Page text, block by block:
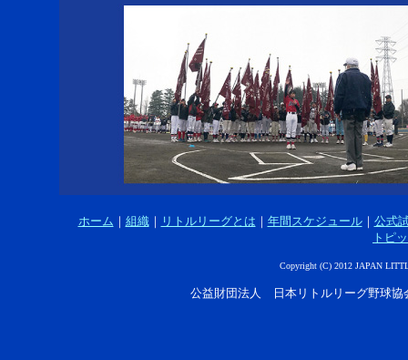
ホーム ｜ 組織｜ リトルリーグとは ｜ 年間スケジュール｜ 公式
トピ
Copyright (C) 2012 JAPAN
公益財団法人 日本リトルリーグ野球